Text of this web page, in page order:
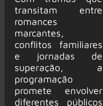
transitam entre
romances
marcantes,
conflitos familiares
e jornadas de
superação, a
programação
promete envolver
diferentes públicos